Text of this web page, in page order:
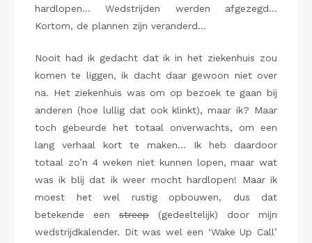
hardlopen… Wedstrijden werden afgezegd…
Kortom, de plannen zijn veranderd…
Nooit had ik gedacht dat ik in het ziekenhuis zou
komen te liggen, ik dacht daar gewoon niet over
na. Het ziekenhuis was om op bezoek te gaan bij
anderen (hoe lullig dat ook klinkt), maar ik? Maar
toch gebeurde het totaal onverwachts, om een
lang verhaal kort te maken… Ik heb daardoor
totaal zo’n 4 weken niet kunnen lopen, maar wat
was ik blij dat ik weer mocht hardlopen! Maar ik
moest het wel rustig opbouwen, dus dat
betekende een streep (gedeeltelijk) door mijn
wedstrijdkalender. Dit was wel een ‘Wake Up Call’